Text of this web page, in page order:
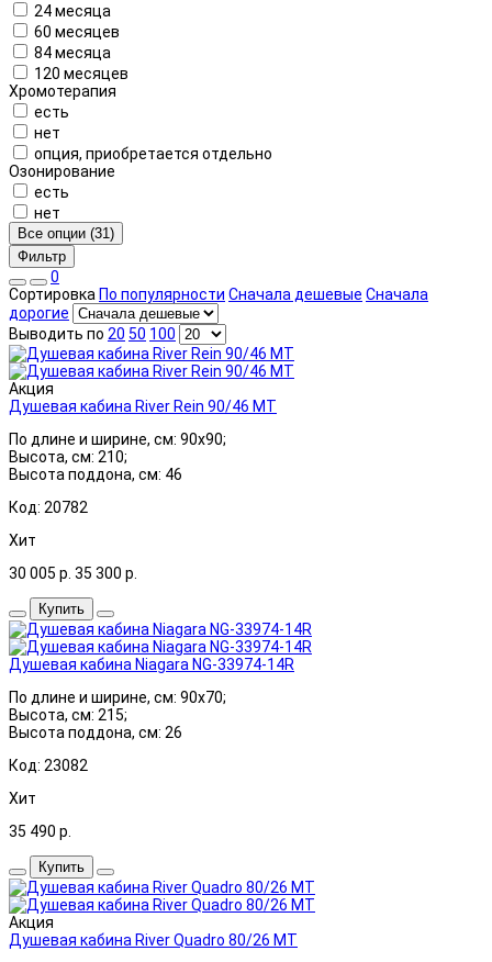
24 месяца
60 месяцев
84 месяца
120 месяцев
Хромотерапия
есть
нет
опция, приобретается отдельно
Озонирование
есть
нет
Все опции (31)
Фильтр
0
Сортировка По популярности Сначала дешевые Сначала
дорогие
Выводить по 20 50 100
Акция
Душевая кабина River Rein 90/46 МТ
По длине и ширине, см: 90x90;
Высота, см: 210;
Высота поддона, см: 46
Код: 20782
Хит
30 005 р. 35 300 р.
Купить
Душевая кабина Niagara NG-33974-14R
По длине и ширине, см: 90x70;
Высота, см: 215;
Высота поддона, см: 26
Код: 23082
Хит
35 490 р.
Купить
Акция
Душевая кабина River Quadro 80/26 МТ